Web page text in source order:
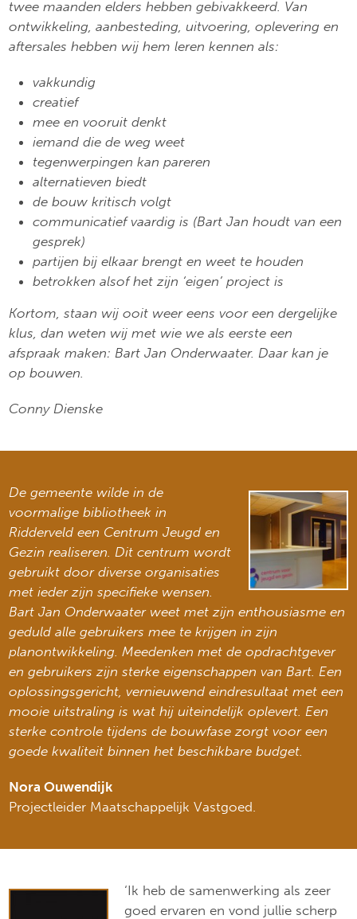
twee maanden elders hebben gebivakkeerd. Van
ontwikkeling, aanbesteding, uitvoering, oplevering en
aftersales hebben wij hem leren kennen als:
vakkundig
creatief
mee en vooruit denkt
iemand die de weg weet
tegenwerpingen kan pareren
alternatieven biedt
de bouw kritisch volgt
communicatief vaardig is (Bart Jan houdt van een
gesprek)
partijen bij elkaar brengt en weet te houden
betrokken alsof het zijn ‘eigen’ project is
Kortom, staan wij ooit weer eens voor een dergelijke
klus, dan weten wij met wie we als eerste een
afspraak maken: Bart Jan Onderwaater. Daar kan je
op bouwen.
Conny Dienske
De gemeente wilde in de
voormalige bibliotheek in
Ridderveld een Centrum Jeugd en
Gezin realiseren. Dit centrum wordt
gebruikt door diverse organisaties
met ieder zijn specifieke wensen.
Bart Jan Onderwaater weet met zijn enthousiasme en
geduld alle gebruikers mee te krijgen in zijn
planontwikkeling. Meedenken met de opdrachtgever
en gebruikers zijn sterke eigenschappen van Bart. Een
oplossingsgericht, vernieuwend eindresultaat met een
mooie uitstraling is wat hij uiteindelijk oplevert. Een
sterke controle tijdens de bouwfase zorgt voor een
goede kwaliteit binnen het beschikbare budget.
Nora Ouwendijk
Projectleider Maatschappelijk Vastgoed.
‘Ik heb de samenwerking als zeer
goed ervaren en vond jullie scherp